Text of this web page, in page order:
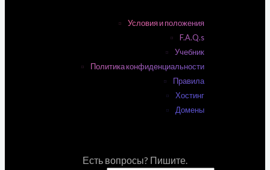
Условия и положения
F.A.Q.s
Учебник
Политика конфиденциальности
Правила
Хостинг
Домены
Есть вопросы? Пишите.